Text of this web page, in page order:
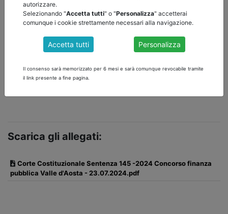
DOCUMENTI PUBBLICI
CORTE COSTITUZIONALE SENTENZA 145 -
D'AOSTA
Scarica gli allegati:
Corte Costituzionale Sentenza 145 -2024 Concorso finanza
pubblica Valle d'Aosta - 23.07.2024.pdf
autorizzare.
Selezionando "Accetta tutti" o "Personalizza" accetterai
comunque i cookie strettamente necessari alla navigazione.
Accetta tutti Personalizza
Il consenso sarà memorizzato per 6 mesi e sarà comunque revocabile tramite
il link presente a fine pagina.